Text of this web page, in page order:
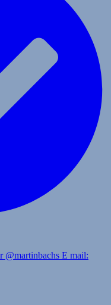
@martinbachs E mail: